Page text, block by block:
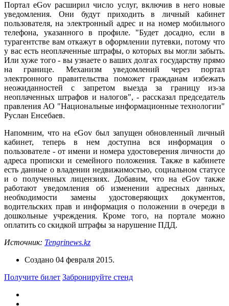
Портал eGov расширил число услуг, включив в него новые
уведомления. Они будут приходить в личный кабинет
пользователя, на электронный адрес и на номер мобильного
телефона, указанного в профиле. "Будет досадно, если в
турагентстве вам откажут в оформлении путевки, потому что
у вас есть неоплаченные штрафы, о которых вы могли забыть.
Или хуже того - вы узнаете о ваших долгах государству прямо
на границе. Механизм уведомлений через портал
электронного правительства поможет гражданам избежать
неожиданностей с запретом выезда за границу из-за
неоплаченных штрафов и налогов", - рассказал председатель
правления АО "Национальные информационные технологии"
Руслан Енсебаев.
Напомним, что на eGov был запущен обновленный личный
кабинет, теперь в нем доступна вся информация о
пользователе - от имени и номера удостоверения личности до
адреса прописки и семейного положения. Также в кабинете
есть данные о владении недвижимостью, социальном статусе
и о полученных лицензиях. Добавим, что на eGov также
работают уведомления об изменении адресных данных,
необходимости замены удостоверяющих документов,
водительских прав и информация о положении в очереди в
дошкольные учреждения. Кроме того, на портале можно
оплатить со скидкой штрафы за нарушение ПДД.
Источник: Tengrinews.kz
Создано 04 февраля 2015.
Получите билет Забронируйте стенд